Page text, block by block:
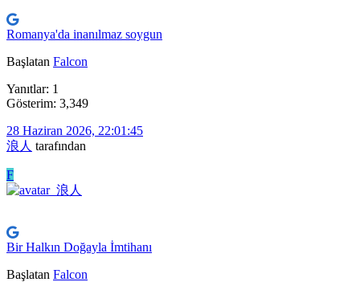
Romanya'da inanılmaz soygun
Başlatan Falcon
Yanıtlar: 1
Gösterim: 3,349
28 Haziran 2026, 22:01:45
浪人 tarafından
F
Bir Halkın Doğayla İmtihanı
Başlatan Falcon